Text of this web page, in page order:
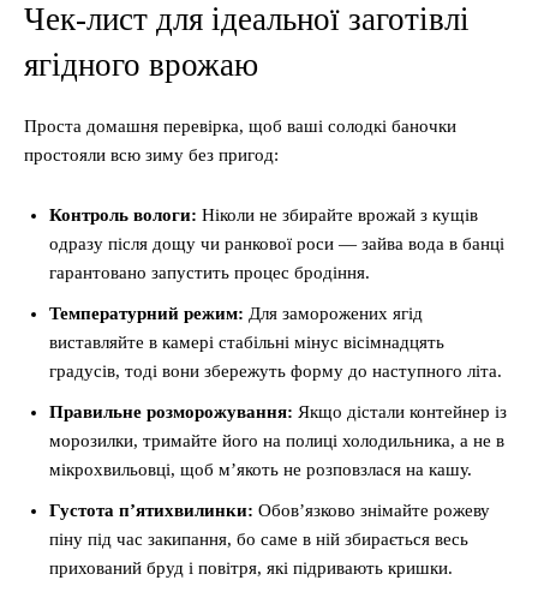
Чек-лист для ідеальної заготівлі
ягідного врожаю
Проста домашня перевірка, щоб ваші солодкі баночки
простояли всю зиму без пригод:
Контроль вологи: Ніколи не збирайте врожай з кущів
одразу після дощу чи ранкової роси — зайва вода в банці
гарантовано запустить процес бродіння.
Температурний режим: Для заморожених ягід
виставляйте в камері стабільні мінус вісімнадцять
градусів, тоді вони збережуть форму до наступного літа.
Правильне розморожування: Якщо дістали контейнер із
морозилки, тримайте його на полиці холодильника, а не в
мікрохвильовці, щоб м’якоть не розповзлася на кашу.
Густота п’ятихвилинки: Обов’язково знімайте рожеву
піну під час закипання, бо саме в ній збирається весь
прихований бруд і повітря, які підривають кришки.